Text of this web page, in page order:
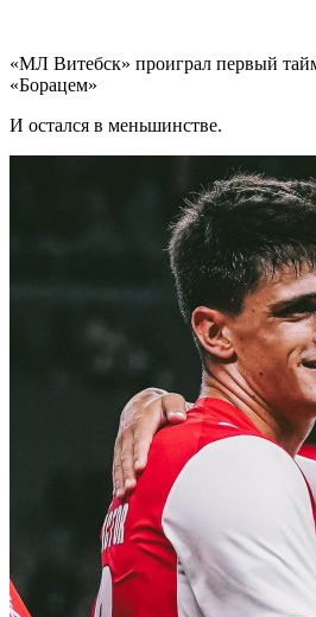
«МЛ Витебск» проиграл первый
«Борацем»
И остался в меньшинстве.